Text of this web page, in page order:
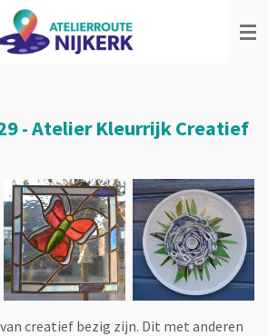
- Atelier Kleurrijk Creatief
creatief bezig zijn. Dit met anderen